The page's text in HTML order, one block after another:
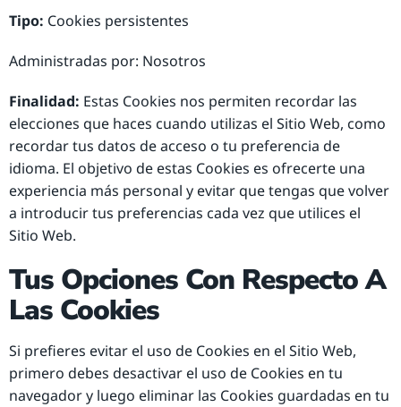
Tipo: Cookies persistentes
Administradas por: Nosotros
Finalidad: Estas Cookies nos permiten recordar las
elecciones que haces cuando utilizas el Sitio Web, como
recordar tus datos de acceso o tu preferencia de
idioma. El objetivo de estas Cookies es ofrecerte una
experiencia más personal y evitar que tengas que volver
a introducir tus preferencias cada vez que utilices el
Sitio Web.
Tus Opciones Con Respecto A
Las Cookies
Si prefieres evitar el uso de Cookies en el Sitio Web,
primero debes desactivar el uso de Cookies en tu
navegador y luego eliminar las Cookies guardadas en tu